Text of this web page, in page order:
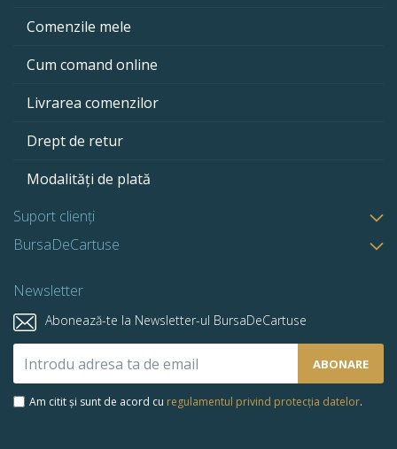
Comenzile mele
Cum comand online
Livrarea comenzilor
Drept de retur
Modalități de plată
Suport clienți
BursaDeCartuse
Newsletter
Abonează-te la Newsletter-ul BursaDeCartuse
la
newsletter-
ABONARE
Am citit și sunt de acord cu regulamentul privind protecția datelor.